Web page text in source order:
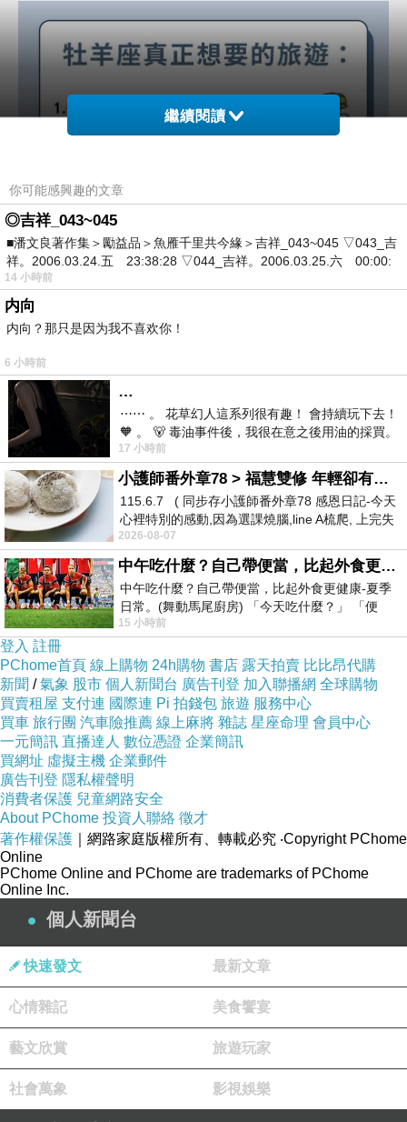
這篇文章是用預約時間PO出來的，
我撐不到4點PO！！
繼續閱讀
你可能感興趣的文章
◎吉祥_043~045
■潘文良著作集＞勵益品＞魚雁千里共今緣＞吉祥_043~045 ▽043_吉
祥。2006.03.24.五 23:38:28 ▽044_吉祥。2006.03.25.六 00:00:
14 小時前
内向
内向？那只是因为我不喜欢你！
6 小時前
…
⋯⋯ 。 花草幻人這系列很有趣！ 會持續玩下去！
🧡 。 🐻 毒油事件後，我很在意之後用油的採買。
前天購買了我之前就很愛
17 小時前
小護師番外章78 > 福慧雙修 年輕卻有個老靈魂 ㄑ金剛經〉podcast
115.6.7 ( 同步存小護師番外章78 感恩日記-今天
心裡特別的感動,因為選課燒腦,line A梳爬, 上完失
智課的她,特來傾
2026-08-07
中午吃什麼？自己帶便當，比起外食更健康-夏季日常。(舞動馬尾廚房)
中午吃什麼？自己帶便當，比起外食更健康-夏季
日常。(舞動馬尾廚房) 「今天吃什麼？」 「便
當？麵？還是炒飯？」 每天都在選擇
15 小時前
登入 註冊
PChome首頁 線上購物 24h購物 書店 露天拍賣 比比昂代購
新聞 /氣象 股市 個人新聞台 廣告刊登 加入聯播網 全球購物
買賣租屋 支付連 國際連 Pi 拍錢包 旅遊 服務中心
買車 旅行團 汽車險推薦 線上麻將 雜誌 星座命理 會員中心
一元簡訊 直播達人 數位憑證 企業簡訊
買網址 虛擬主機 企業郵件
廣告刊登 隱私權聲明
消費者保護 兒童網路安全
About PChome 投資人聯絡 徵才
著作權保護 ｜網路家庭版權所有、轉載必究 ‧Copyright PChome
Online
PChome Online and PChome are trademarks of PChome
Online Inc.
個人新聞台
快速發文 最新文章
心情雜記 美食饗宴
藝文欣賞 旅遊玩家
社會萬象 影視娛樂